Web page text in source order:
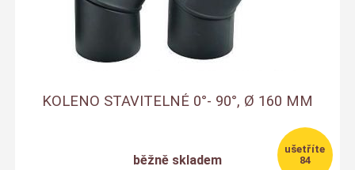
KOLENO STAVITELNÉ 0°- 90°, Ø 160 MM
běžně skladem 84